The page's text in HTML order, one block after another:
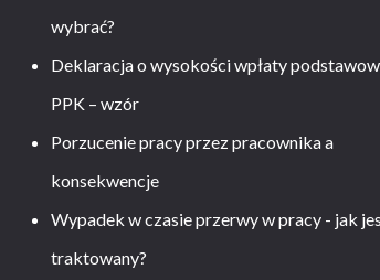
wybrać?
Deklaracja o wysokości wpłaty
PPK – wzór
Porzucenie pracy przez pracownika a
konsekwencje
Wypadek w czasie przerwy w pracy - jak
traktowany?